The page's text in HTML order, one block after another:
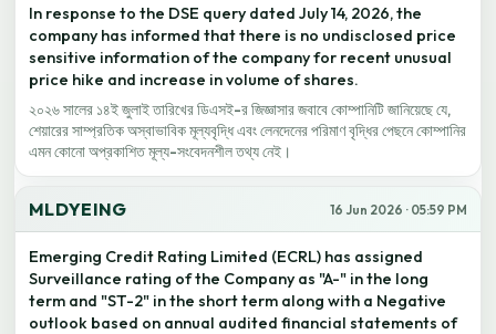
In response to the DSE query dated July 14, 2026, the
company has informed that there is no undisclosed price
sensitive information of the company for recent unusual
price hike and increase in volume of shares.
২০২৬ সালের ১৪ই জুলাই তারিখের ডিএসই-র জিজ্ঞাসার জবাবে কোম্পানিটি জানিয়েছে যে,
শেয়ারের সাম্প্রতিক অস্বাভাবিক মূল্যবৃদ্ধি এবং লেনদেনের পরিমাণ বৃদ্ধির পেছনে কোম্পানির
এমন কোনো অপ্রকাশিত মূল্য-সংবেদনশীল তথ্য নেই।
MLDYEING 16 Jun 2026 · 05:59 PM
Emerging Credit Rating Limited (ECRL) has assigned
Surveillance rating of the Company as "A-" in the long
term and "ST-2" in the short term along with a Negative
outlook based on annual audited financial statements of